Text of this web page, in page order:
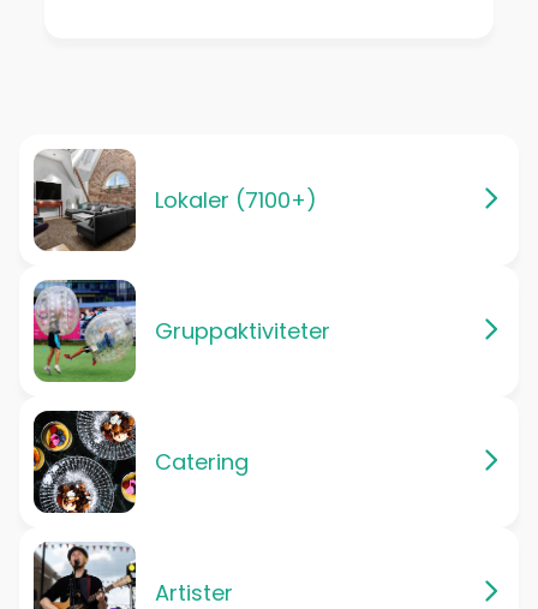
Lokaler (7100+)
Gruppaktiviteter
Catering
Artister